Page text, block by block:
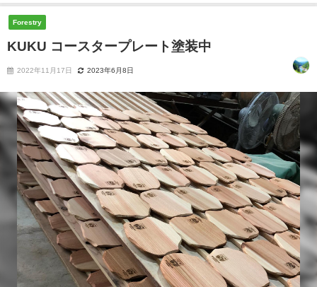
Forestry
KUKU コースタープレート塗装中
2022年11月17日 2023年6月8日